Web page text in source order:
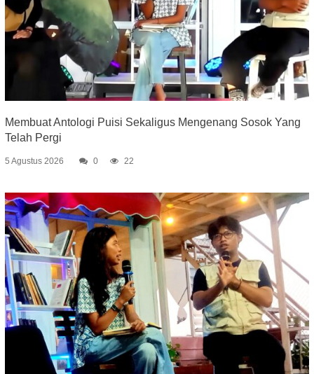
Membuat Antologi Puisi Sekaligus Mengenang Sosok Yang
Telah Pergi
5 Agustus 2026 0 22